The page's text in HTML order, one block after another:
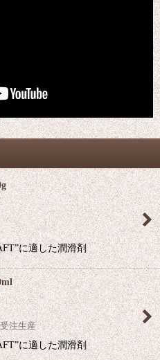
に適した潤滑剤
注生産
に適した潤滑剤